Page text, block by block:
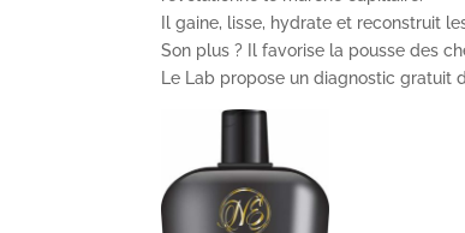
Il gaine, lisse, hydrate et reconstruit
Son plus ? Il favorise la pousse des
Le Lab propose un diagnostic gratuit